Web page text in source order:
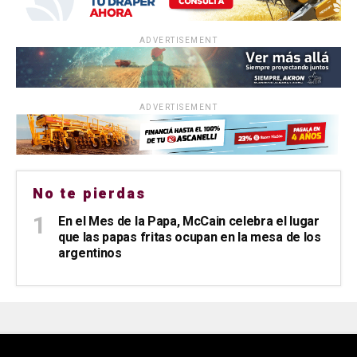
ADVERTISEMENT
ADVERTISEMENT
No te pierdas
En el Mes de la Papa, McCain celebra el lugar
que las papas fritas ocupan en la mesa de los
argentinos